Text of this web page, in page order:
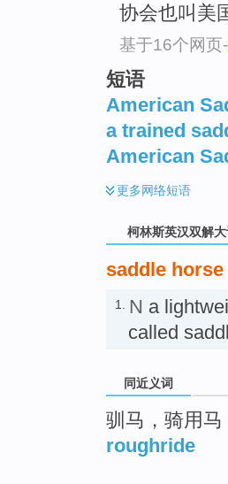
协会也叫美
基于16个网页-
短语
American
a trained
American
更多网络短语
柯林斯英汉双解
saddle horse
1. N a
called
同近义词
驯马，骑用马
roughride